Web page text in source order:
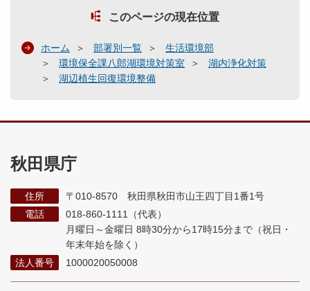
このページの現在位置
ホーム 部署別一覧
生活環境部
環境保全課八郎湖環境対策室
湖内浄化対策
湖辺植生回復環境整備
秋田県庁
住所
〒010-8570 秋田県秋田市山王四丁目1番1号
電話
018-860-1111（代表）
月曜日～金曜日 8時30分から17時15分まで （祝日・
年末年始を除く）
法人番号
1000020050008